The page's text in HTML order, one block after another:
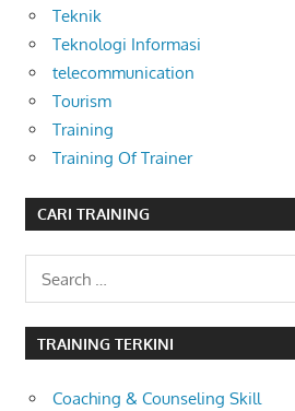
Teknik
Teknologi Informasi
telecommunication
Tourism
Training
Training Of Trainer
CARI TRAINING
TRAINING TERKINI
Coaching & Counseling Skill